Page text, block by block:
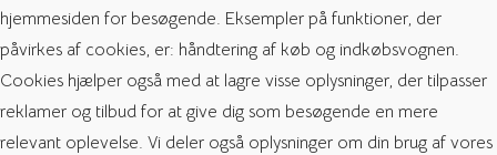
hjemmesiden for besøgende. Eksempler på funktioner, der
påvirkes af cookies, er: håndtering af køb og indkøbsvognen.
Cookies hjælper også med at lagre visse oplysninger, der tilpasser
reklamer og tilbud for at give dig som besøgende en mere
relevant oplevelse. Vi deler også oplysninger om din brug af vores